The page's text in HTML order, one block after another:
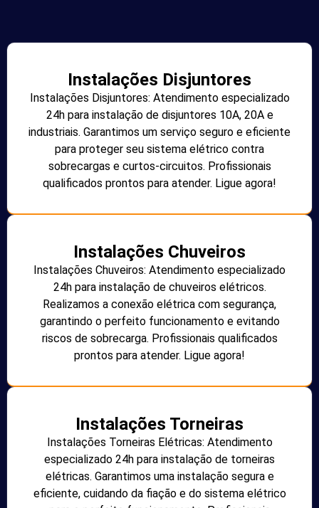
Instalações Disjuntores
Instalações Disjuntores: Atendimento especializado
24h para instalação de disjuntores 10A, 20A e
industriais. Garantimos um serviço seguro e eficiente
para proteger seu sistema elétrico contra
sobrecargas e curtos-circuitos. Profissionais
qualificados prontos para atender. Ligue agora!
Instalações Chuveiros
Instalações Chuveiros: Atendimento especializado
24h para instalação de chuveiros elétricos.
Realizamos a conexão elétrica com segurança,
garantindo o perfeito funcionamento e evitando
riscos de sobrecarga. Profissionais qualificados
prontos para atender. Ligue agora!
Instalações Torneiras
Instalações Torneiras Elétricas: Atendimento
especializado 24h para instalação de torneiras
elétricas. Garantimos uma instalação segura e
eficiente, cuidando da fiação e do sistema elétrico